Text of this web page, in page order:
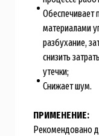
Обеспечивает
материалами
разбухание,
снизить
утечки;
Снижает шум.
ПРИМЕНЕНИЕ:
Рекомендовано